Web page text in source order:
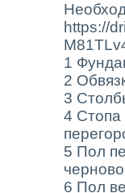
https://
1
2
3
4 Стопа
5 Пол
6 Пол